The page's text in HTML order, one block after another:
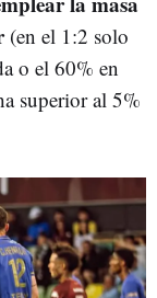
(en el 1:2 solo
o el 60% en
superior al 5%